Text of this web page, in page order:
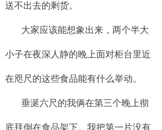
送不出去的剩货。
大家应该能想象出来，两个半大
小子在夜深人静的晚上面对柜台里近
在咫尺的这些食品能有什么举动。
垂涎六尺的我俩在第三个晚上彻
底拜倒在食品架下。我把第一片没有